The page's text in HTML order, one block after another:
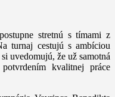
stretnú s tímami z
turnaj cestujú s ambíciou
uvedomujú, že už samotná
kvalitnej práce